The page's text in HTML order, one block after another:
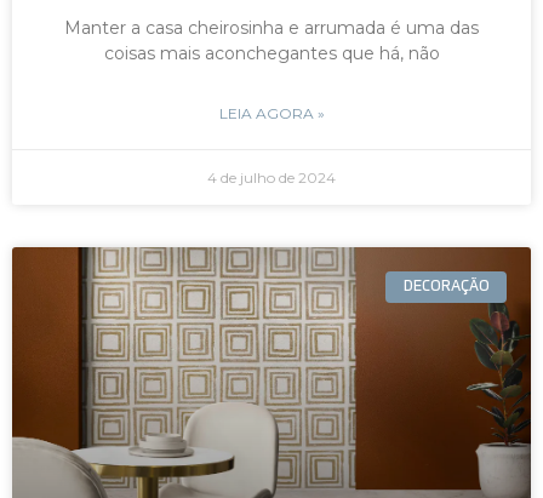
Manter a casa cheirosinha e arrumada é uma das
coisas mais aconchegantes que há, não
LEIA AGORA »
4 de julho de 2024
DECORAÇÃO